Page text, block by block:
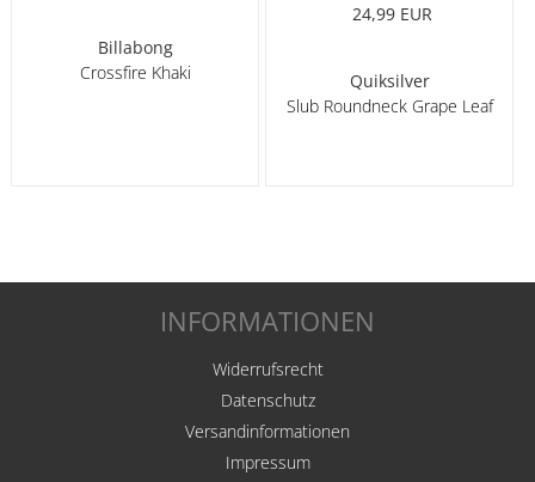
Billabong
Crossfire Khaki
24,99 EUR
Quiksilver
Slub Roundneck Grape Leaf
INFORMATIONEN
Widerrufsrecht
Datenschutz
Versandinformationen
Impressum